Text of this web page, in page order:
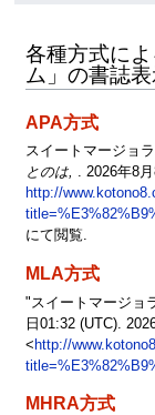
各種方式に
ム」の書誌
APA方式
スイートマージョ
とのは, . 2026年8
http://
にて閲覧.
MLA方式
"スイートマージョ
日01:32 (UTC).
< http://
MHRA方式